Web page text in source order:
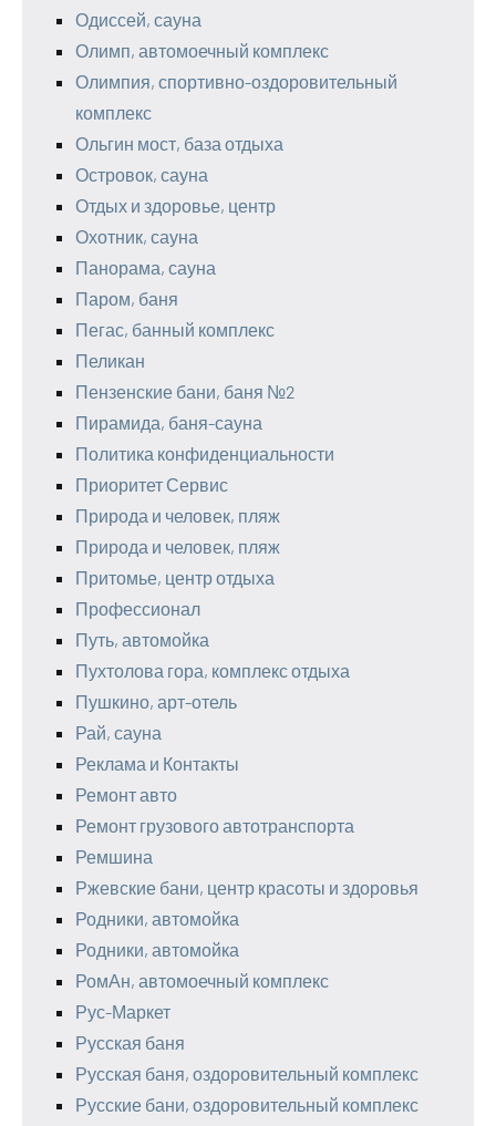
Одиссей, сауна
Олимп, автомоечный комплекс
Олимпия, спортивно-оздоровительный
комплекс
Ольгин мост, база отдыха
Островок, сауна
Отдых и здоровье, центр
Охотник, сауна
Панорама, сауна
Паром, баня
Пегас, банный комплекс
Пеликан
Пензенские бани, баня №2
Пирамида, баня-сауна
Политика конфиденциальности
Приоритет Сервис
Природа и человек, пляж
Природа и человек, пляж
Притомье, центр отдыха
Профессионал
Путь, автомойка
Пухтолова гора, комплекс отдыха
Пушкино, арт-отель
Рай, сауна
Реклама и Контакты
Ремонт авто
Ремонт грузового автотранспорта
Ремшина
Ржевские бани, центр красоты и здоровья
Родники, автомойка
Родники, автомойка
РомАн, автомоечный комплекс
Рус-Маркет
Русская баня
Русская баня, оздоровительный комплекс
Русские бани, оздоровительный комплекс